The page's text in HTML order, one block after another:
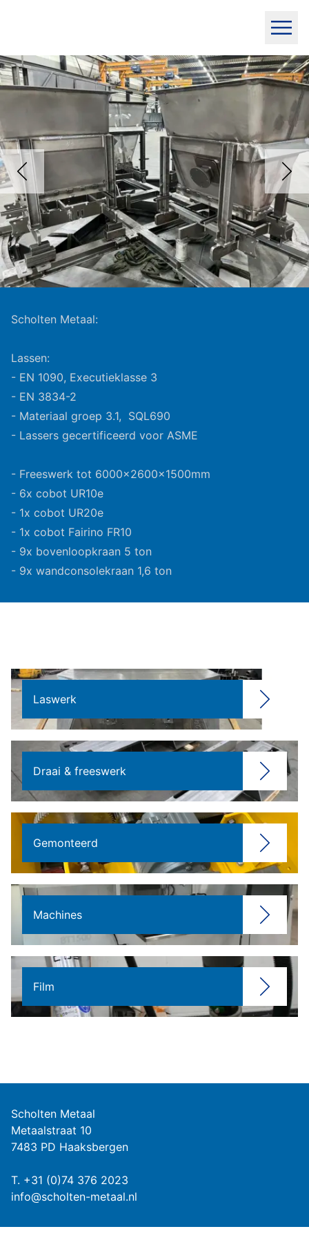
Scholten Metaal:
Lassen:
- EN 1090, Executieklasse 3
- EN 3834-2
- Materiaal groep 3.1, SQL690
- Lassers gecertificeerd voor ASME
- Freeswerk tot 6000x2600x1500mm
- 6x cobot UR10e
- 1x cobot UR20e
- 1x cobot Fairino FR10
- 9x bovenloopkraan 5 ton
- 9x wandconsolekraan 1,6 ton
Laswerk
Draai & freeswerk
Gemonteerd
Machines
Film
Scholten Metaal
Metaalstraat 10
7483 PD Haaksbergen
T. +31 (0)74 376 2023
info@scholten-metaal.nl